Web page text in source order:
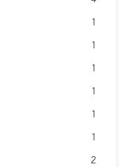
1
1
1
1
1
1
2